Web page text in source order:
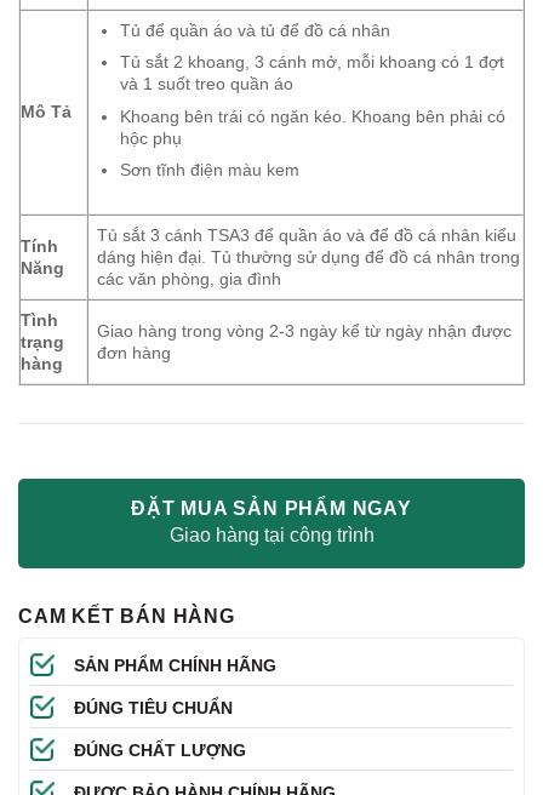
Mô Tả
Tủ để quần áo và tủ để đồ cá nhân
Tủ sắt 2 khoang, 3 cánh mở, mỗi khoang có 1 đợt
và 1 suốt treo quần áo
Khoang bên trái có ngăn kéo. Khoang bên phải có
hộc phụ
Sơn tĩnh điện màu kem
Tính
Năng
Tủ sắt 3 cánh TSA3 để quần áo và để đồ cá nhân kiểu
dáng hiện đại. Tủ thường sử dụng để đồ cá nhân trong
các văn phòng, gia đình
Tình
trạng
hàng
Giao hàng trong vòng 2-3 ngày kể từ ngày nhận được
đơn hàng
ĐẶT MUA SẢN PHẨM NGAY
Giao hàng tại công trình
CAM KẾT BÁN HÀNG
SẢN PHẨM CHÍNH HÃNG
ĐÚNG TIÊU CHUẨN
ĐÚNG CHẤT LƯỢNG